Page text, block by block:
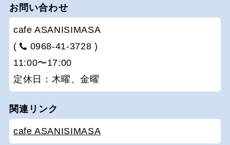
お問い合わせ
cafe ASANISIMASA
(
0968-41-3728 )
11:00〜17:00
定休日：木曜、金曜
関連リンク
cafe ASANISIMASA